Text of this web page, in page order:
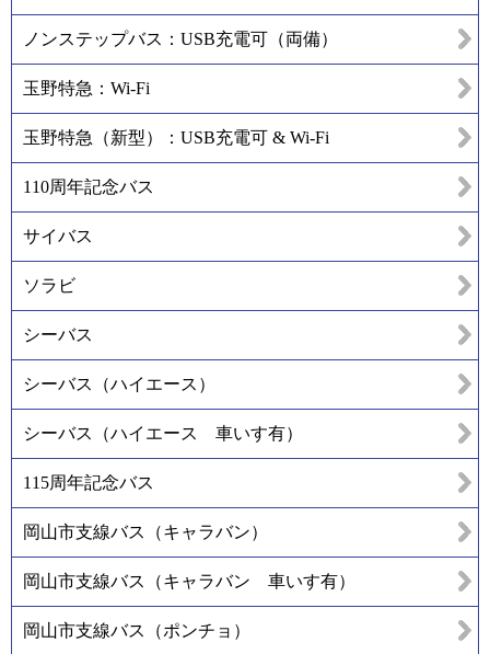
ノンステップバス：USB充電可（両備）
玉野特急：Wi-Fi
玉野特急（新型）：USB充電可 & Wi-Fi
110周年記念バス
サイバス
ソラビ
シーバス
シーバス（ハイエース）
シーバス（ハイエース 車いす有）
115周年記念バス
岡山市支線バス（キャラバン）
岡山市支線バス（キャラバン 車いす有）
岡山市支線バス（ポンチョ）